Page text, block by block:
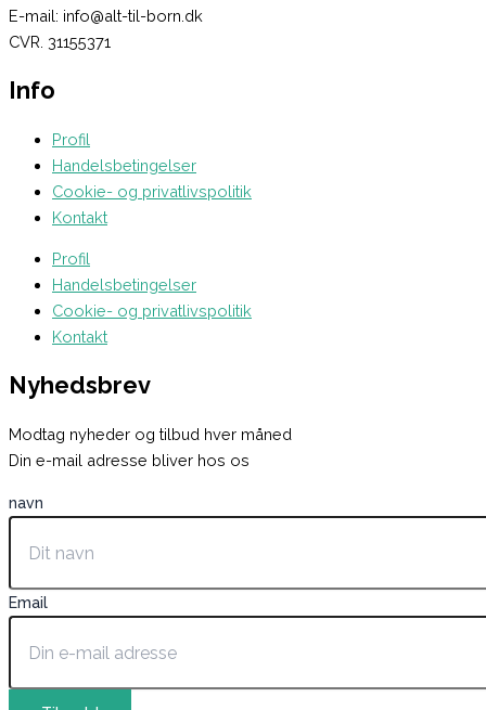
E-mail: info@alt-til-born.dk
CVR. 31155371
Info
Profil
Handelsbetingelser
Cookie- og privatlivspolitik
Kontakt
Profil
Handelsbetingelser
Cookie- og privatlivspolitik
Kontakt
Nyhedsbrev
Modtag nyheder og tilbud hver måned
Din e-mail adresse bliver hos os
navn
Email